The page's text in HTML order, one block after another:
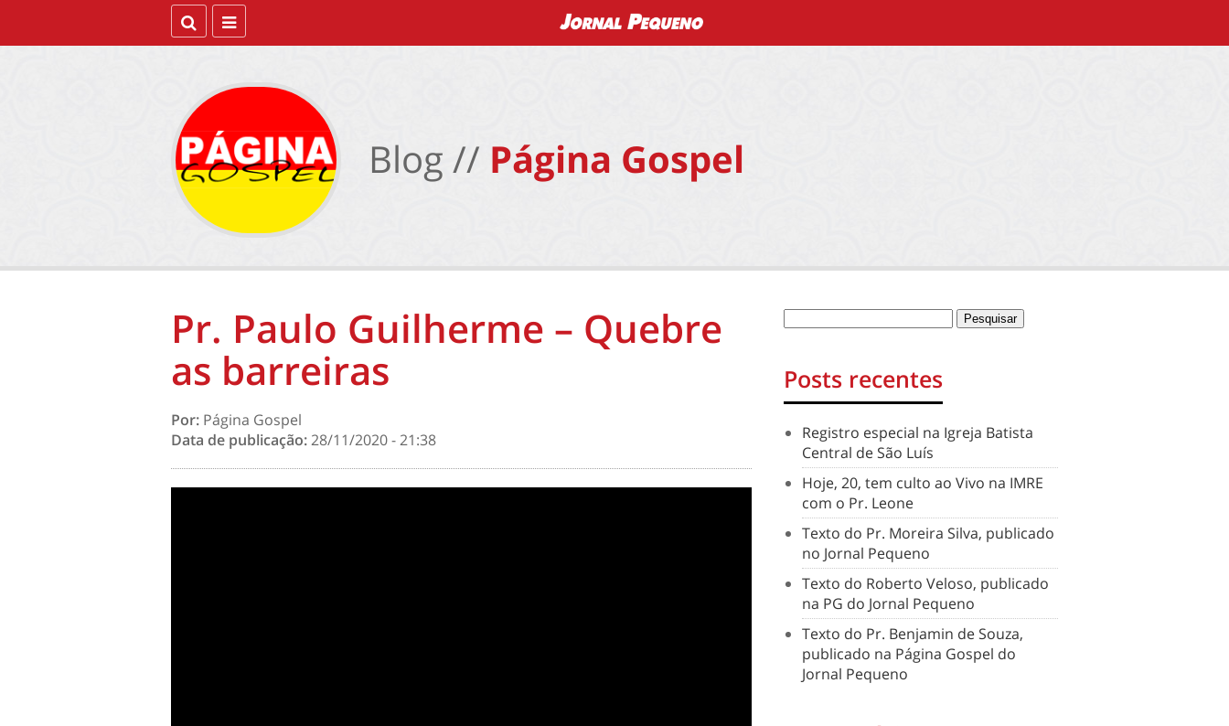
Blog // Página Gospel
Pr. Paulo Guilherme – Quebre
as barreiras
Por: Página Gospel
Data de publicação:28/11/2020 - 21:38
Posts recentes
Registro especial na Igreja Batista
Central de São Luís
Hoje, 20, tem culto ao Vivo na IMRE
com o Pr. Leone
Texto do Pr. Moreira Silva, publicado
no Jornal Pequeno
Texto do Roberto Veloso, publicado
na PG do Jornal Pequeno
Texto do Pr. Benjamin de Souza,
publicado na Página Gospel do
Jornal Pequeno